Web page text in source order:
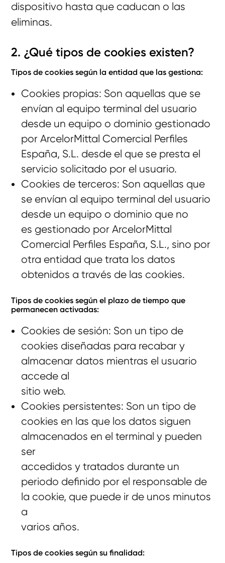
dispositivo hasta que caducan o las
eliminas.
2. ¿Qué tipos de cookies existen?
Tipos de cookies según la entidad que las gestiona:
Cookies propias: Son aquellas que se
envían al equipo terminal del usuario
desde un equipo o dominio gestionado
por ArcelorMittal Comercial Perfiles
España, S.L. desde el que se presta el
servicio solicitado por el usuario.
Cookies de terceros: Son aquellas que
se envían al equipo terminal del usuario
desde un equipo o dominio que no
es gestionado por ArcelorMittal
Comercial Perfiles España, S.L., sino por
otra entidad que trata los datos
obtenidos a través de las cookies.
Tipos de cookies según el plazo de tiempo que
permanecen activadas:
Cookies de sesión: Son un tipo de
cookies diseñadas para recabar y
almacenar datos mientras el usuario
accede al
sitio web.
Cookies persistentes: Son un tipo de
cookies en las que los datos siguen
almacenados en el terminal y pueden
ser
accedidos y tratados durante un
periodo definido por el responsable de
la cookie, que puede ir de unos minutos
a
varios años.
Tipos de cookies según su finalidad: